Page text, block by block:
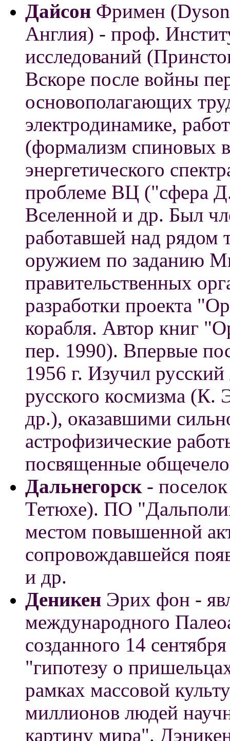
Дайсон Фримен
Англия) - проф.
исследований
Вскоре после войны
основополагающих
электродинамике,
(формализм спиновых
энергетического
проблеме ВЦ ("сфера
Вселенной и др. Был
работавшей над рядом
оружием по заданию
правительственных
разработки проекта
корабля. Автор книг
пер. 1990). Впервые
1956 г. Изучил
русского космизма
др.), оказавшими
астрофизические
посвященные
Дальнегорск -
Тетюхе). ПО
местом повышенной
сопровождавшейся
и др.
Деникен Эрих фон -
международного
созданного 14
"гипотезу о
рамках массовой
миллионов людей
картину мира".